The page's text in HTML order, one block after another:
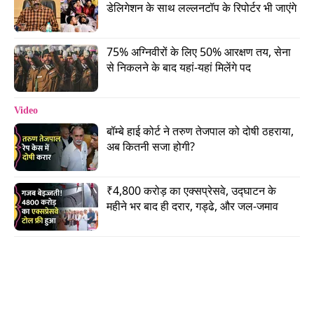
कहां भेजा जाएगा? ईरान ने इसे अमेरिका भेजने पर कड़ी
आपत्ति जताई है. इसके अलावा रूस या कजाकिस्तान की
फैसिलिटीज हैं, जहां पूरे मैटेरियल को अंतरराष्ट्रीय निगरानी
में पतला करके स्टोर किया जा सकता है.
डेलिगेशन के साथ लल्लनटॉप के रिपोर्टर भी जाएंगे
75% अग्निवीरों के लिए 50% आरक्षण तय, सेना
से निकलने के बाद यहां-यहां मिलेंगे पद
Video
बॉम्बे हाई कोर्ट ने तरुण तेजपाल को दोषी ठहराया,
अब कितनी सजा होगी?
₹4,800 करोड़ का एक्सप्रेसवे, उद्घाटन के
महीने भर बाद ही दरार, गड्ढे, और जल-जमाव